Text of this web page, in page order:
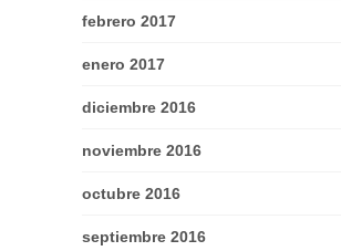
febrero 2017
enero 2017
diciembre 2016
noviembre 2016
octubre 2016
septiembre 2016